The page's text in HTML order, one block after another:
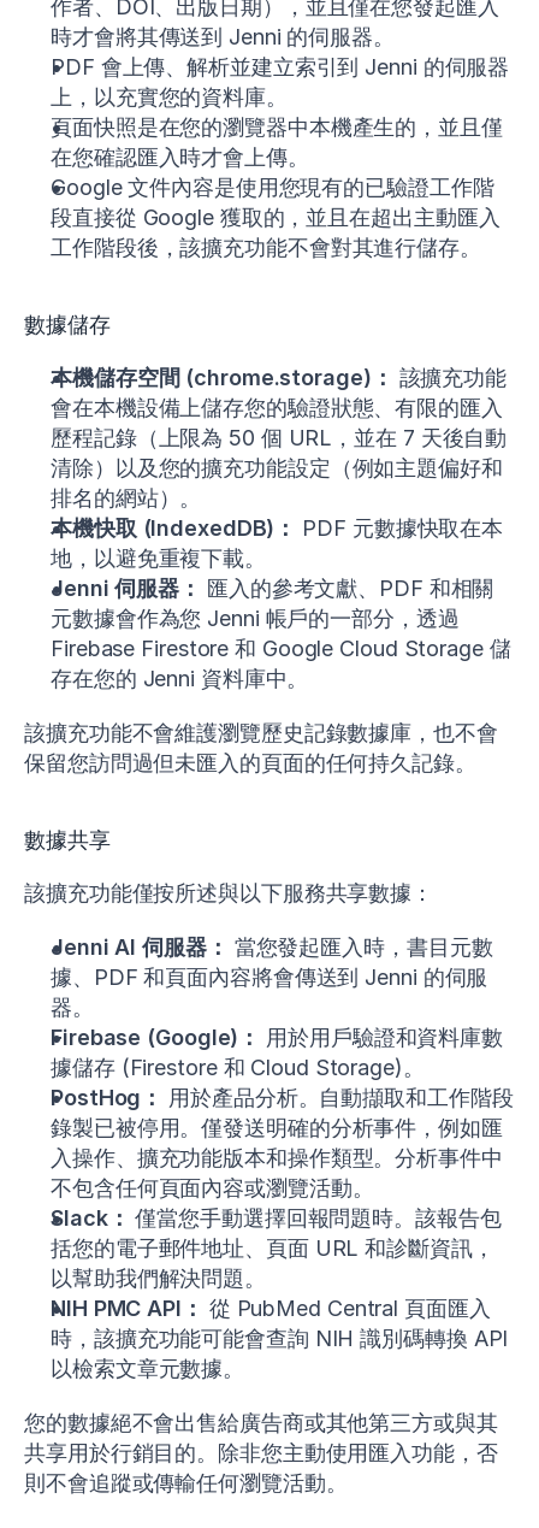
作者、DOI、出版日期），並且僅在您發起匯入
時才會將其傳送到 Jenni 的伺服器。
PDF 會上傳、解析並建立索引到 Jenni 的伺服器
上，以充實您的資料庫。
頁面快照是在您的瀏覽器中本機產生的，並且僅
在您確認匯入時才會上傳。
Google 文件內容是使用您現有的已驗證工作階
段直接從 Google 獲取的，並且在超出主動匯入
工作階段後，該擴充功能不會對其進行儲存。
數據儲存
本機儲存空間 (chrome.storage)： 該擴充功能
會在本機設備上儲存您的驗證狀態、有限的匯入
歷程記錄（上限為 50 個 URL，並在 7 天後自動
清除）以及您的擴充功能設定（例如主題偏好和
排名的網站）。
本機快取 (IndexedDB)：
PDF 元數據快取在本
地，以避免重複下載。
Jenni 伺服器：
匯入的參考文獻、PDF 和相關
元數據會作為您 Jenni 帳戶的一部分，透過
Firebase Firestore 和 Google Cloud Storage 儲
存在您的 Jenni 資料庫中。
該擴充功能不會維護瀏覽歷史記錄數據庫，也不會
保留您訪問過但未匯入的頁面的任何持久記錄。
數據共享
該擴充功能僅按所述與以下服務共享數據：
Jenni AI 伺服器： 當您發起匯入時，書目元數
據、PDF 和頁面內容將會傳送到 Jenni 的伺服
器。
Firebase (Google)：
用於用戶驗證和資料庫數
據儲存 (Firestore 和 Cloud Storage)。
PostHog：
用於產品分析。自動擷取和工作階段
錄製已被停用。僅發送明確的分析事件，例如匯
入操作、擴充功能版本和操作類型。分析事件中
不包含任何頁面內容或瀏覽活動。
Slack： 僅當您手動選擇回報問題時。該報告包
括您的電子郵件地址、頁面 URL 和診斷資訊，
以幫助我們解決問題。
NIH PMC API： 從 PubMed Central 頁面匯入
時，該擴充功能可能會查詢 NIH 識別碼轉換 API
以檢索文章元數據。
您的數據絕不會出售給廣告商或其他第三方或與其
共享用於行銷目的。除非您主動使用匯入功能，否
則不會追蹤或傳輸任何瀏覽活動。